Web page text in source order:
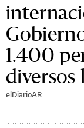
1.400
diversos
elDiarioAR